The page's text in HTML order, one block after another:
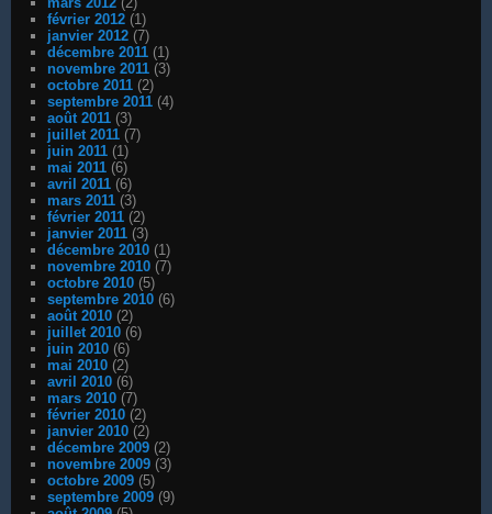
février 2012(1)
janvier 2012(7)
décembre 2011(1)
novembre 2011(3)
octobre 2011(2)
septembre 2011(4)
août 2011(3)
juillet 2011(7)
juin 2011(1)
mai 2011(6)
avril 2011(6)
mars 2011(3)
février 2011(2)
janvier 2011(3)
décembre 2010(1)
novembre 2010(7)
octobre 2010(5)
septembre 2010(6)
août 2010(2)
juillet 2010(6)
juin 2010(6)
mai 2010(2)
avril 2010(6)
mars 2010(7)
février 2010(2)
janvier 2010(2)
décembre 2009(2)
novembre 2009(3)
octobre 2009(5)
septembre 2009(9)